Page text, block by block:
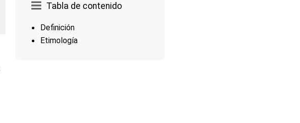
Tabla de contenido
Definición
Etimología